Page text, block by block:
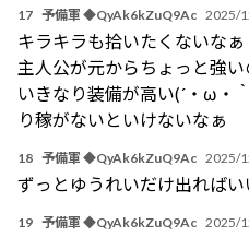
17 予備軍 ◆QyAk6kZuQ9Ac 2025/
キラキラも拾いたくないなぁ
主人公が元からちょっと強
いきなり装備が高い(´・ω・
り稼がないといけないなぁ
18 予備軍 ◆QyAk6kZuQ9Ac 2025/
ずっとゆうれいだけ出ればい
19 予備軍 ◆QyAk6kZuQ9Ac 2025/